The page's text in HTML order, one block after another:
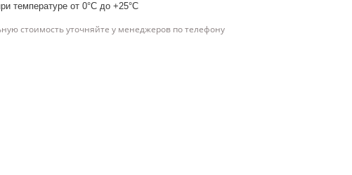
температуре от 0°C до +25°C
стоимость уточняйте у менеджеров по телефону